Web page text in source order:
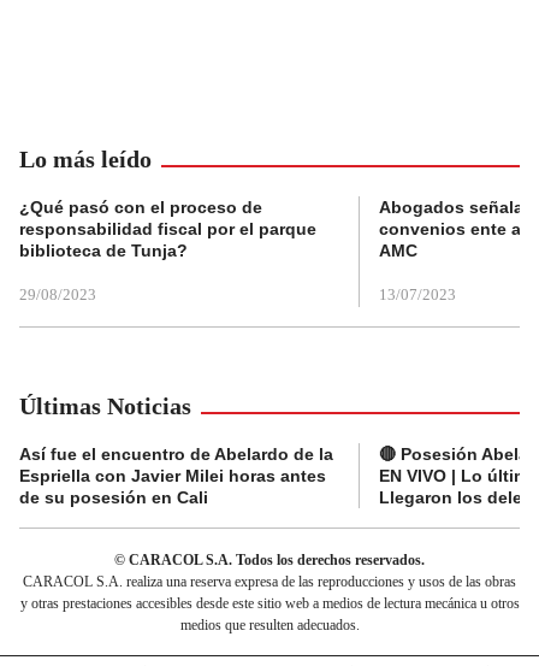
Lo más leído
¿Qué pasó con el proceso de
responsabilidad fiscal por el parque
biblioteca de Tunja?
29/08/2023
Abogados
convenios ente
AMC
13/07/2023
Últimas Noticias
Así fue el encuentro de Abelardo de la
Espriella con Javier Milei horas antes
de su posesión en Cali
🔴 Posesión
EN VIVO | Lo
Llegaron los
© CARACOL S.A. Todos los derechos reservados.
CARACOL S.A. realiza una reserva expresa de las reproducciones y usos de las obras
y otras prestaciones accesibles desde este sitio web a medios de lectura mecánica u otros
medios que resulten adecuados.